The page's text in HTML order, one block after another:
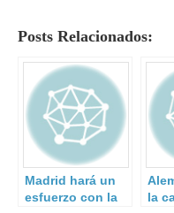
Posts Relacionados:
Madrid hará un
esfuerzo con la
la